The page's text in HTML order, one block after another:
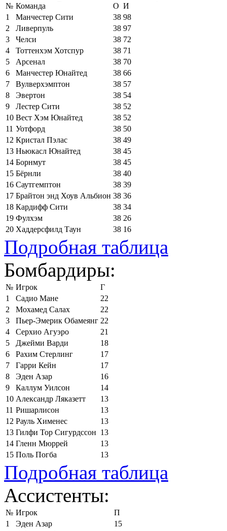
№ Команда О И
1
Манчестер Сити 38 98
2
Ливерпуль 38 97
3
Челси 38 72
4
Тоттенхэм Хотспур 38 71
5
Арсенал 38 70
6
Манчестер Юнайтед 38 66
7
Вулверхэмптон 38 57
8
Эвертон 38 54
9
Лестер Сити 38 52
10 Вест Хэм Юнайтед 38 52
11 Уотфорд 38 50
12 Кристал Пэлас 38 49
13 Ньюкасл Юнайтед 38 45
14 Борнмут 38 45
15 Бёрнли 38 40
16 Саутгемптон 38 39
17 Брайтон энд Хоув Альбион 38 36
18 Кардифф Сити 38 34
19 Фулхэм 38 26
20 Хаддерсфилд Таун 38 16
Подробная таблица
Бомбардиры:
№ Игрок
Г
1
Садио Мане
22
2
Мохамед Салах
22
3
Пьер-Эмерик Обамеянг 22
4
Серхио Агуэро
21
5
Джейми Варди
18
6
Рахим Стерлинг
17
7
Гарри Кейн
17
8
Эден Азар
16
9
Каллум Уилсон
14
10 Александр Ляказетт
13
11 Ришарлисон
13
12 Рауль Хименес
13
13 Гилфи Тор Сигурдссон 13
14 Гленн Мюррей
13
15 Поль Погба 13
Подробная таблица
Ассистенты:
№ Игрок
П
1
Эден Азар
15